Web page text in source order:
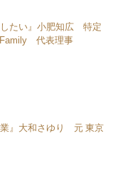
したい』小肥知広 特定
Family 代表理事
業』大和さゆり 元 東京